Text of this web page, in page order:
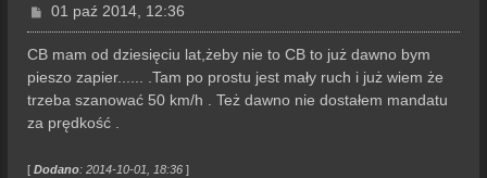
P
o
s
01 paź 2014, 12:36
CB mam od dziesięciu lat,żeby nie to CB to już dawno bym
pieszo zapier...... .Tam po prostu jest mały ruch i już wiem że
trzeba szanować 50 km/h . Też dawno nie dostałem mandatu
za prędkość .
[ Dodano: 2014-10-01, 18:36 ]